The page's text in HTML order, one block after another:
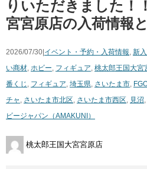
りいただきました！
宮宮原店の入荷情報
2026/07/30| イベント・予約・入荷情報, 新
い商材, ホビー, フィギュア, 桃太郎王国大宮
番くじ , フィギュア, 埼玉県, さいたま市,
チャ , さいたま市北区, さいたま市西区, 見沼,
ビージャパン（AMAKUNI）
桃太郎王国大宮宮原店